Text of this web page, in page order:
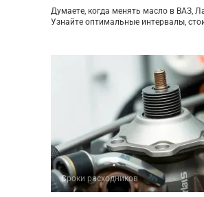
Думаете, когда менять масло в ВАЗ,
Узнайте оптимальные интервалы,
Сроки расходников